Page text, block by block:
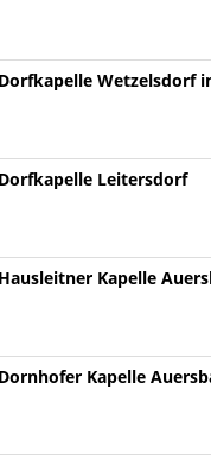
Dorfkapelle Wetzelsdorf
Dorfkapelle Leitersdorf
Hausleitner Kapelle
Dornhofer Kapelle